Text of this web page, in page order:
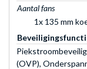
Aantal fans
1x 135 mm
(OVP),